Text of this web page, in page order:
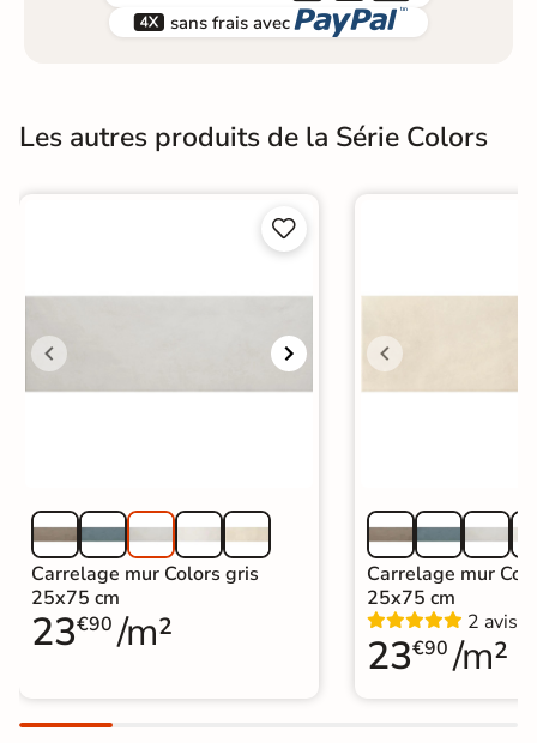
 sans frais avec 
Les autres produits de la Série Colors


Carrelage mur Colors gris
25x75 cm
23€90 /m²
Carrelage mur
25x75 cm
2 avis
23€90 /m²